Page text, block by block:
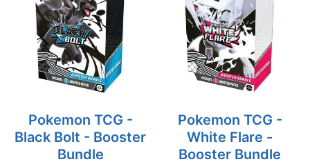
Pokemon TCG -
Black Bolt - Booster
Bundle
Pokemon TCG -
White Flare -
Booster Bundle